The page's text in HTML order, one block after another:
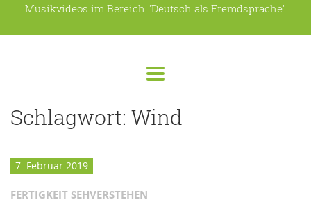
Musikvideos im Bereich "Deutsch als Fremdsprache"
Schlagwort: Wind
7. Februar 2019
FERTIGKEIT SEHVERSTEHEN